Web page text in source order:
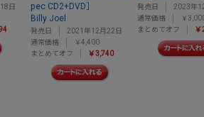
日
pec CD2+DVD］
Billy Joel
発売日
2021年12月22日
通常価格
￥4,400
まとめてオフ
￥3,740
発売日
2023年
通常価格
￥
まとめてオフ
￥